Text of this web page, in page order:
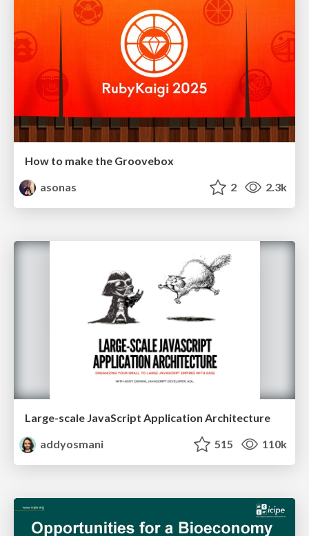
How to make the Groovebox
asonas
2 2.3k
Large-scale JavaScript Application Architecture
addyosmani
515 110k